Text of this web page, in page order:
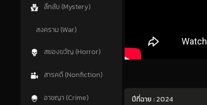
ลึกลับ (Mystery)
สงคราม (War)
สยองขวัญ (Horror)
สารคดี (Nonfiction)
อาชญา (Crime) ปีที่ฉาย :2024